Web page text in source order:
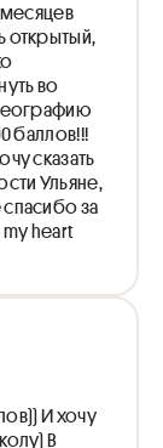
месяцев
открытый,
во
баллов!!!
сказать
Ульяне,
за
heart
И хочу
В